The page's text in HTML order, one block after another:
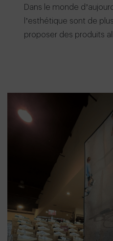
Dans le monde
l’esthétique sont de
proposer des produits